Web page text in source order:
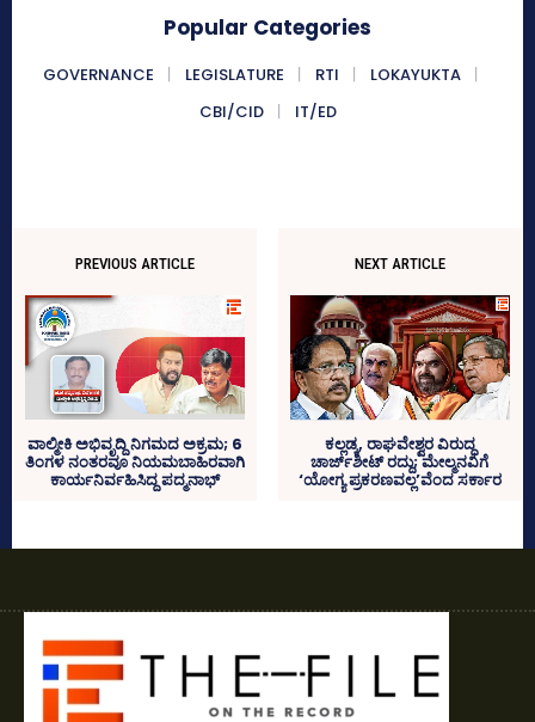
Popular Categories
GOVERNANCE LEGISLATURE RTI
LOKAYUKTA
CBI/CID
IT/ED
PREVIOUS ARTICLE
ವಾಲ್ಮೀಕಿ ಅಭಿವೃದ್ದಿ ನಿಗಮದ ಅಕ್ರಮ; 6
ತಿಂಗಳ ನಂತರವೂ ನಿಯಮಬಾಹಿರವಾಗಿ
ಕಾರ್ಯನಿರ್ವಹಿಸಿದ್ದ ಪದ್ಮನಾಭ್‌
NEXT ARTICLE
ಕಲ್ಲಡ್ಕ, ರಾಘವೇಶ್ವರ ವಿರುದ್ಧ
ಚಾರ್ಜ್‌ಶೀಟ್‌ ರದ್ದು; ಮೇಲ್ಮನವಿಗೆ
‘ಯೋಗ್ಯ ಪ್ರಕರಣವಲ್ಲ’ವೆಂದ ಸರ್ಕಾರ